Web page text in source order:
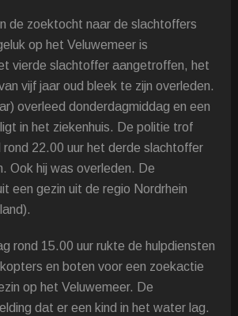
de zoektocht naar de slachtoffers
op het Veluwemeer is
vierde slachtoffer aangetroffen, het
vijf jaar oud bleek te zijn overleden.
overleed donderdagmiddag en een
in het ziekenhuis. De politie trof
22.00 uur het derde slachtoffer
Ook hij was overleden. De
een gezin uit de regio Nordrhein
rond 15.00 uur rukte de hulpdiensten
en boten voor een zoekactie
op het Veluwemeer. De
dat er een kind in het water lag.